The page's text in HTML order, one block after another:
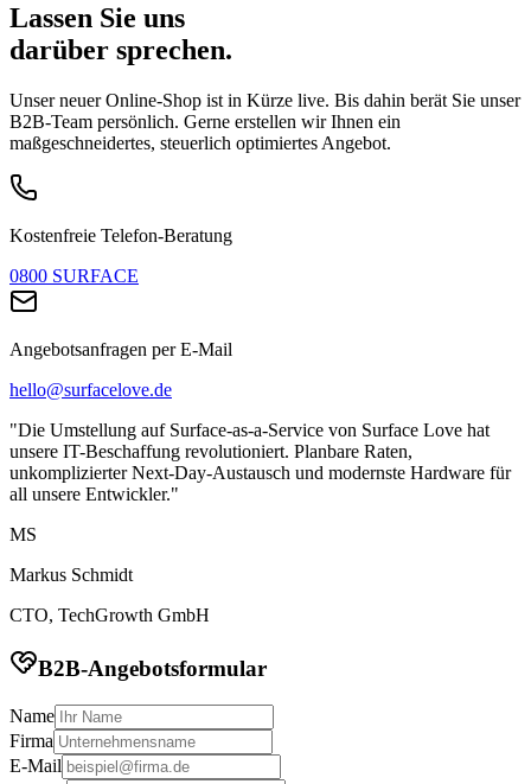
Lassen Sie uns
darüber sprechen.
Unser neuer Online-Shop ist in Kürze live. Bis dahin berät Sie unser
B2B-Team persönlich. Gerne erstellen wir Ihnen ein
maßgeschneidertes, steuerlich optimiertes Angebot.
Kostenfreie Telefon-Beratung
0800 SURFACE
Angebotsanfragen per E-Mail
hello@surfacelove.de
"Die Umstellung auf Surface-as-a-Service von Surface Love hat
unsere IT-Beschaffung revolutioniert. Planbare Raten,
unkomplizierter Next-Day-Austausch und modernste Hardware für
all unsere Entwickler."
MS
Markus Schmidt
CTO, TechGrowth GmbH
B2B-Angebotsformular
Name
Firma
E-Mail